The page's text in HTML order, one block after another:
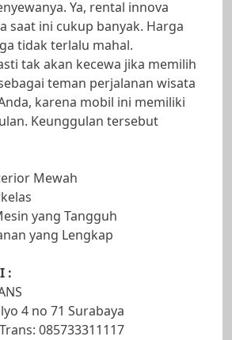
Ya, rental innova
saat ini cukup banyak. Harga
tidak terlalu mahal.
tak akan kecewa jika memilih
teman perjalanan wisata
karena mobil ini memiliki
Keunggulan tersebut
Mewah
yang Tangguh
yang Lengkap
:
4 no 71 Surabaya
085733311117